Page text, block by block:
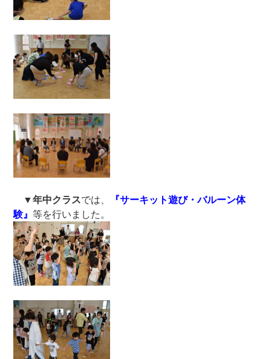
▼年中クラスでは、
『サーキット遊び・バルーン体
験』等を行いました。